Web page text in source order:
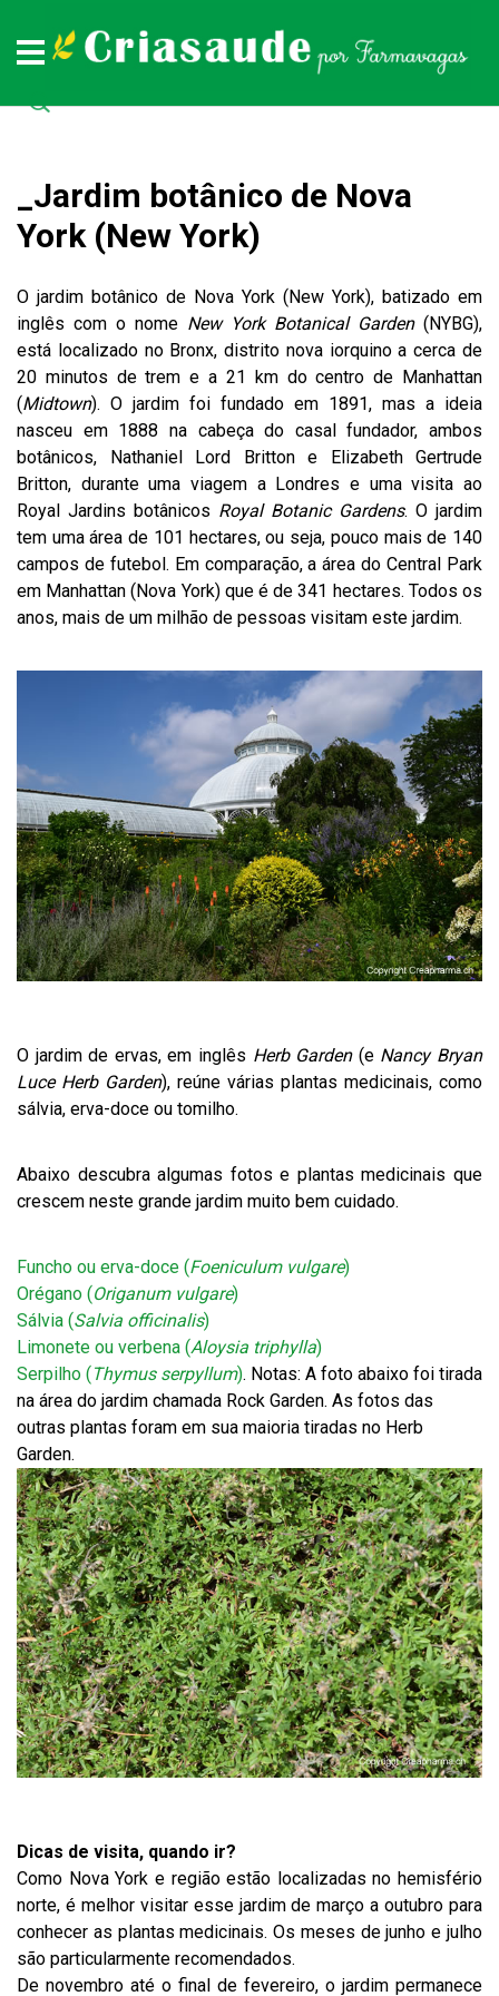
_Jardim botânico de Nova
York (New York)
O jardim botânico de Nova York (New York), batizado em
inglês com o nome New York Botanical Garden(NYBG),
está localizado no Bronx, distrito nova iorquino a cerca de
20 minutos de trem e a 21 km do centro de Manhattan
(Midtown). O jardim foi fundado em 1891, mas a ideia
nasceu em 1888 na cabeça do casal fundador, ambos
botânicos, Nathaniel Lord Britton e Elizabeth Gertrude
Britton, durante uma viagem a Londres e uma visita ao
Royal Jardins botânicos Royal Botanic Gardens. O jardim
tem uma área de 101 hectares, ou seja, pouco mais de 140
campos de futebol. Em comparação, a área do Central Park
em Manhattan (Nova York) que é de 341 hectares. Todos os
anos, mais de um milhão de pessoas visitam este jardim.
O jardim de ervas, em inglês Herb Garden(e Nancy Bryan
Luce Herb Garden), reúne várias plantas medicinais, como
sálvia, erva-doce ou tomilho.
Abaixo descubra algumas fotos e plantas medicinais que
crescem neste grande jardim muito bem cuidado.
Funcho ou erva-doce (Foeniculum vulgare)
Orégano (Origanum vulgare)
Sálvia (Salvia officinalis)
Limonete ou verbena (Aloysia triphylla)
Serpilho (Thymus serpyllum). Notas: A foto abaixo foi tirada
na área do jardim chamada Rock Garden. As fotos das
outras plantas foram em sua maioria tiradas no Herb
Garden.
Dicas de visita, quando ir?
Como Nova York e região estão localizadas no hemisfério
norte, é melhor visitar esse jardim de março a outubro para
conhecer as plantas medicinais. Os meses de junho e julho
são particularmente recomendados.
De novembro até o final de fevereiro, o jardim permanece